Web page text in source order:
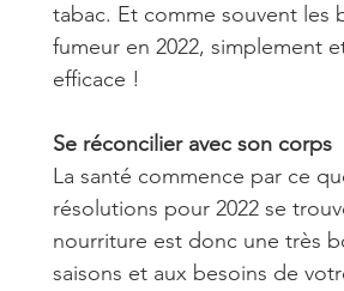
tabac. Et comme souvent les
fumeur en 2022, simplement
efficace !
Se réconcilier avec son corps
La santé commence par ce
résolutions pour 2022 se
nourriture est donc une très
saisons et aux besoins de